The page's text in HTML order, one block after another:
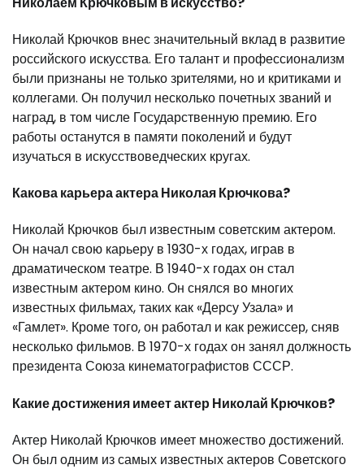
Николай Крючков внес значительный вклад в развитие
российского искусства. Его талант и профессионализм
были признаны не только зрителями, но и критиками и
коллегами. Он получил несколько почетных званий и
наград, в том числе Государственную премию. Его
работы останутся в памяти поколений и будут
изучаться в искусствоведческих кругах.
Какова карьера актера Николая Крючкова?
Николай Крючков был известным советским актером.
Он начал свою карьеру в 1930-х годах, играв в
драматическом театре. В 1940-х годах он стал
известным актером кино. Он снялся во многих
известных фильмах, таких как «Дерсу Узала» и
«Гамлет». Кроме того, он работал и как режиссер, сняв
несколько фильмов. В 1970-х годах он занял должность
президента Союза кинематографистов СССР.
Какие достижения имеет актер Николай Крючков?
Актер Николай Крючков имеет множество достижений.
Он был одним из самых известных актеров Советского